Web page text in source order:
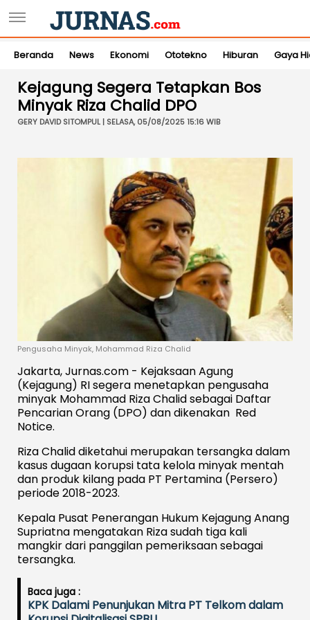
Beranda News Ekonomi Ototekno Hiburan Gaya
Kejagung Segera Tetapkan Bos
Minyak Riza Chalid DPO
GERY DAVID SITOMPUL | SELASA, 05/08/2025 15:16 WIB
Pengusaha Minyak, Mohammad Riza Chalid
Jakarta, Jurnas.com - Kejaksaan Agung
(Kejagung) RI segera menetapkan pengusaha
minyak Mohammad Riza Chalid sebagai Daftar
Pencarian Orang (DPO) dan dikenakan Red
Notice.
Riza Chalid diketahui merupakan tersangka dalam
kasus dugaan korupsi tata kelola minyak mentah
dan produk kilang pada PT Pertamina (Persero)
periode 2018-2023.
Kepala Pusat Penerangan Hukum Kejagung Anang
Supriatna mengatakan Riza sudah tiga kali
mangkir dari panggilan pemeriksaan sebagai
tersangka.
Baca juga :
KPK Dalami Penunjukan Mitra PT Telkom dalam